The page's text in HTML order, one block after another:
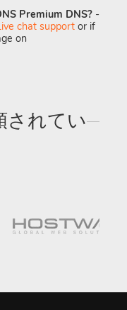
Premium DNS? -
chat support or if
on
されてい